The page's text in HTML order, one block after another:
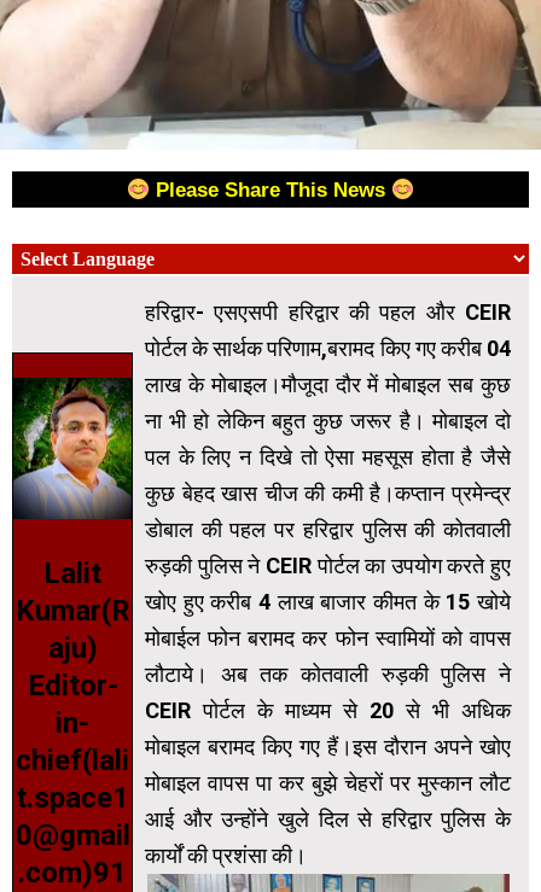
Please Share This News
Lalit
Kumar(R
aju)
Editor-
in-
chief(lali
t.space1
0@gmail
.com)91
हरिद्वार- एसएसपी हरिद्वार की पहल और CEIR
पोर्टल के सार्थक परिणाम,बरामद किए गए करीब 04
लाख के मोबाइल।मौजूदा दौर में मोबाइल सब कुछ
ना भी हो लेकिन बहुत कुछ जरूर है। मोबाइल दो
पल के लिए न दिखे तो ऐसा महसूस होता है जैसे
कुछ बेहद खास चीज की कमी है।कप्तान प्रमेन्द्र
डोबाल की पहल पर हरिद्वार पुलिस की कोतवाली
रुड़की पुलिस ने CEIR पोर्टल का उपयोग करते हुए
खोए हुए करीब 4 लाख बाजार कीमत के 15 खोये
मोबाईल फोन बरामद कर फोन स्वामियों को वापस
लौटाये। अब तक कोतवाली रुड़की पुलिस ने
CEIR पोर्टल के माध्यम से 20 से भी अधिक
मोबाइल बरामद किए गए हैं।इस दौरान अपने खोए
मोबाइल वापस पा कर बुझे चेहरों पर मुस्कान लौट
आई और उन्होंने खुले दिल से हरिद्वार पुलिस के
कार्यों की प्रशंसा की।